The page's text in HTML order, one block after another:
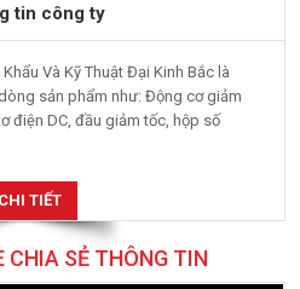
tin công ty
Và Kỹ Thuật Đại Kinh Bắc là
sản phẩm như: Động cơ giảm
điện DC, đầu giảm tốc, hộp số
CHI TIẾT
CHIA SẺ THÔNG TIN